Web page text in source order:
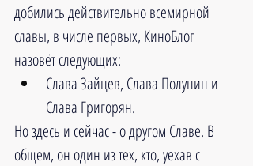
добились действительно всемирной
славы, в числе первых, КиноБлог
назовёт следующих:
Слава Зайцев, Слава Полунин и
Слава Григорян.
Но здесь и сейчас - о другом Славе. В
общем, он один из тех, кто, уехав с